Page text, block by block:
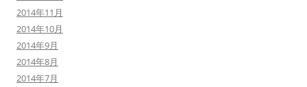
2014年11月
2014年10月
2014年9月
2014年8月
2014年7月